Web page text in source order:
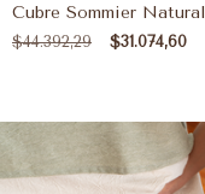
Cubre Sommier Natural
$44.392,29 $31.074,60